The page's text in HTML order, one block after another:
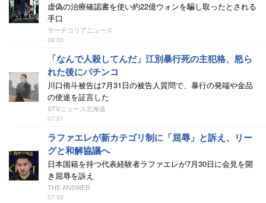
虚偽の治療確認書を使い約22億ウォンを騙し取ったとされる
手口
サーチコリアニュース
08:00
「なんで人殺してんだ」江別暴行死の主犯格、怒ら
れた後にパチンコ
川口侑斗被告は7月31日の被告人質問で、暴行の発端や金品
の使途を証言した
STVニュース北海道
07:57
ラファエレが新カテゴリ制に「屈辱」と訴え、リー
グと和解協議へ
日本国籍を持つ代表経験者ラファエレが7月30日に会見を開
き屈辱を訴え
THE ANSWER
07:33